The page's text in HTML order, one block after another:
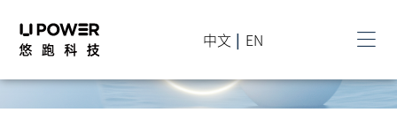
中文 EN
MEDIA CENTER